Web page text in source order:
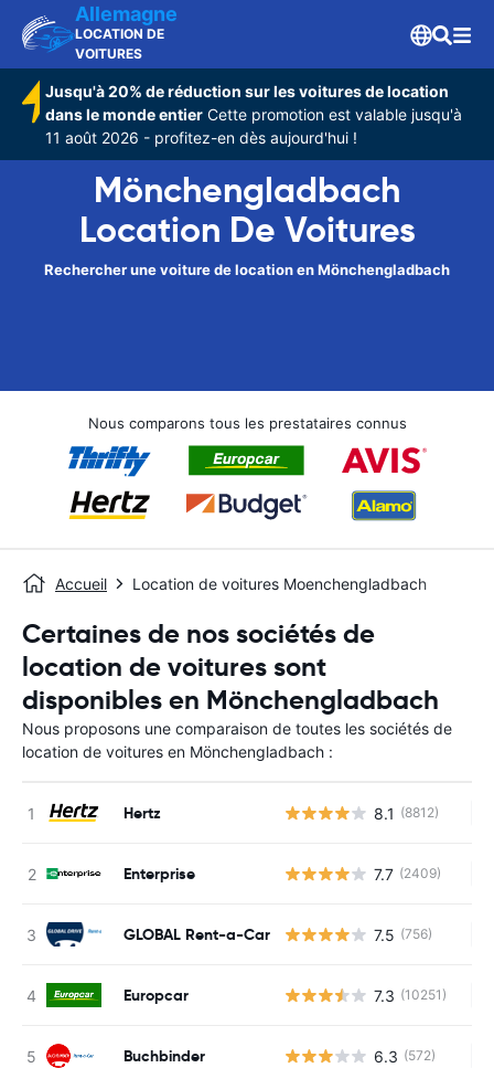
Allemagne
LOCATION DE
VOITURES
Jusqu'à 20% de réduction sur les voitures de location
dans le monde entier Cette promotion est valable jusqu'à
11 août 2026 - profitez-en dès aujourd'hui !
Mönchengladbach
Location De Voitures
Rechercher une voiture de location en Mönchengladbach
Nous comparons tous les prestataires connus
Accueil Location de voitures Moenchengladbach
Certaines de nos sociétés de
location de voitures sont
disponibles en Mönchengladbach
Nous proposons une comparaison de toutes les sociétés de
location de voitures en Mönchengladbach :
Hertz 8.1 (8812)
Enterprise 7.7 (2409)
GLOBAL Rent-a-Car 7.5 (756)
Europcar 7.3 (10251)
Buchbinder 6.3 (572)